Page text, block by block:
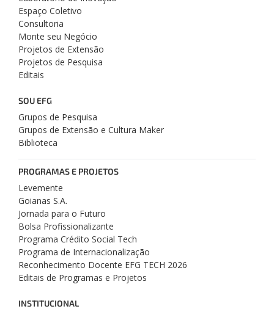
Espaço Coletivo
Consultoria
Monte seu Negócio
Projetos de Extensão
Projetos de Pesquisa
Editais
SOU EFG
Grupos de Pesquisa
Grupos de Extensão e Cultura Maker
Biblioteca
PROGRAMAS E PROJETOS
Levemente
Goianas S.A.
Jornada para o Futuro
Bolsa Profissionalizante
Programa Crédito Social Tech
Programa de Internacionalização
Reconhecimento Docente EFG TECH 2026
Editais de Programas e Projetos
INSTITUCIONAL